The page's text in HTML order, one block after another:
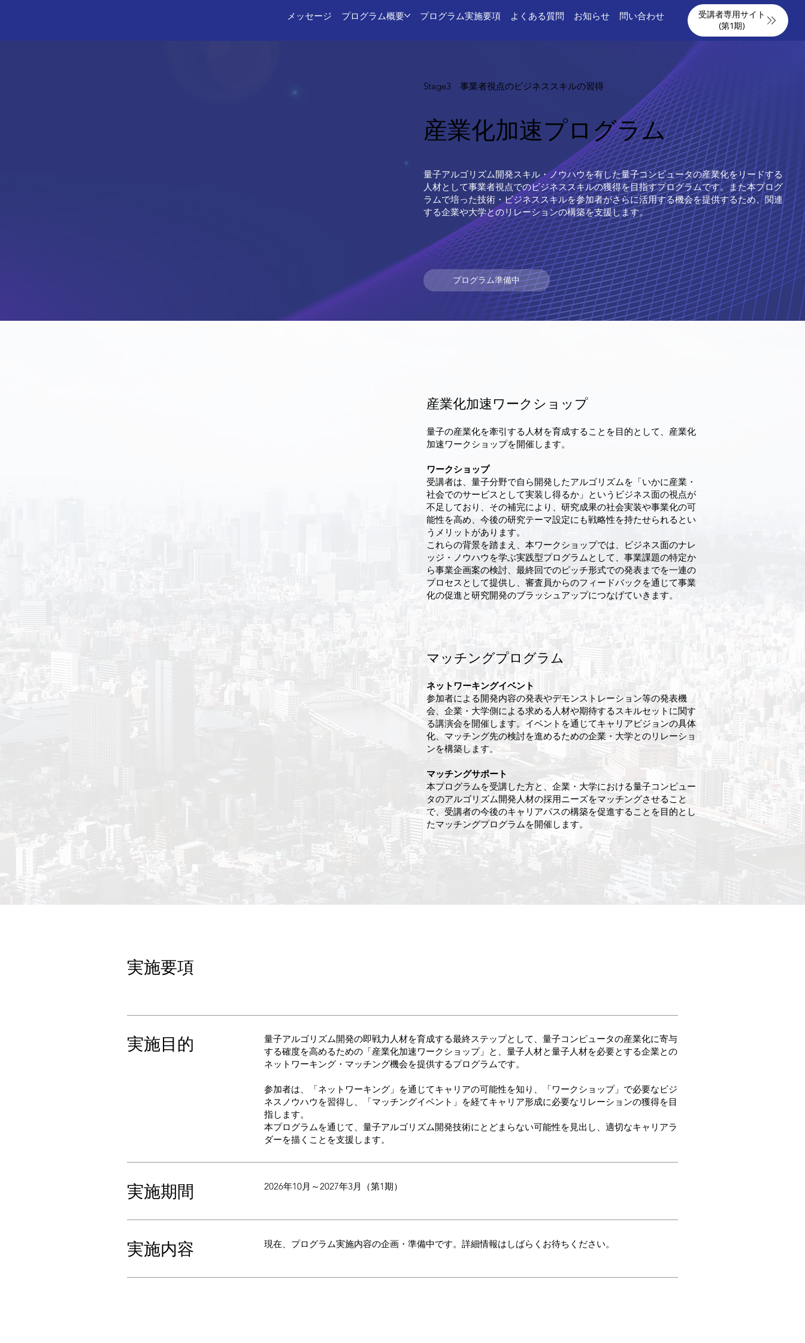
メッセージ プログラム概要 プログラム実施要項 よくある質問 お知らせ 問い合わせ
受講者専用サイト
(第1期)
Stage3 事業者視点のビジネススキルの習得
産業化加速プログラム
量子アルゴリズム開発スキル・ノウハウを有した量子コンピュータの産業化をリードする
人材として事業者視点でのビジネススキルの獲得を目指すプログラムです。また本プログ
ラムで培った技術・ビジネススキルを参加者がさらに活用する機会を提供するため、関連
する企業や大学とのリレーションの構築を支援します。
プログラム準備中
産業化加速ワークショップ
量子の産業化を牽引する人材を育成することを目的として、産業化
加速ワークショップを開催します。
ワークショップ
受講者は、量子分野で自ら開発したアルゴリズムを「いかに産業・
社会でのサービスとして実装し得るか」というビジネス面の視点が
不足しており、その補完により、研究成果の社会実装や事業化の可
能性を高め、今後の研究テーマ設定にも戦略性を持たせられるとい
うメリットがあります。​
これらの背景を踏まえ、本ワークショップでは、ビジネス面のナレ
ッジ・ノウハウを学ぶ実践型プログラムとして、事業課題の特定か
ら事業企画案の検討、最終回でのピッチ形式での発表までを一連の
プロセスとして提供し、審査員からのフィードバックを通じて事業
化の促進と研究開発のブラッシュアップにつなげていきます。
​マッチングプログラム
ネットワーキングイベント
参加者による開発内容の発表やデモンストレーション等の発表機
会、企業・大学側による求める人材や期待するスキルセットに関す
る講演会を開催します。イベントを通じてキャリアビジョンの具体
化、マッチング先の検討を進めるための企業・大学とのリレーショ
ンを構築します。
マッチングサポート
本プログラムを受講した方と、企業・大学における量子コンピュー
タのアルゴリズム開発人材の採用ニーズをマッチングさせること
で、受講者の今後のキャリアパスの構築を促進することを目的とし
たマッチングプログラムを開催します。
実施要項
​実施目的
量子アルゴリズム開発の即戦力人材を育成する最終ステップとして、量子コンピュータの産業化に寄与
する確度を高めるための「産業化加速ワークショップ」と、量子人材と量子人材を必要とする企業との
ネットワーキング・マッチング機会を提供するプログラムです。​
参加者は、「ネットワーキング」を通じてキャリアの可能性を知り、「ワークショップ」で必要なビジ
ネスノウハウを習得し、「マッチングイベント」を経てキャリア形成に必要なリレーションの獲得を目
指します。​
本プログラムを通じて、量子アルゴリズム開発技術にとどまらない可能性を見出し、適切なキャリアラ
ダーを描くことを支援します。
実施期間 2026年10月～2027年3月（第1期）
実施内容 現在、プログラム実施内容の企画・準備中です。詳細情報はしばらくお待ちください。